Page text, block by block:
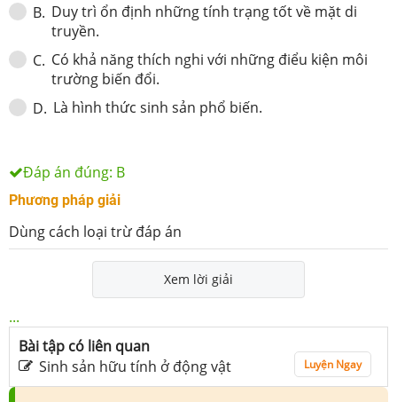
B. Duy trì ổn định những tính trạng tốt về mặt di
truyền.
C. Có khả năng thích nghi với những điểu kiện môi
trường biến đổi.
D. Là hình thức sinh sản phổ biến.
Đáp án đúng: B
Phương pháp giải
Dùng cách loại trừ đáp án
Xem lời giải
...
Bài tập có liên quan
Sinh sản hữu tính ở động vật
Luyện Ngay